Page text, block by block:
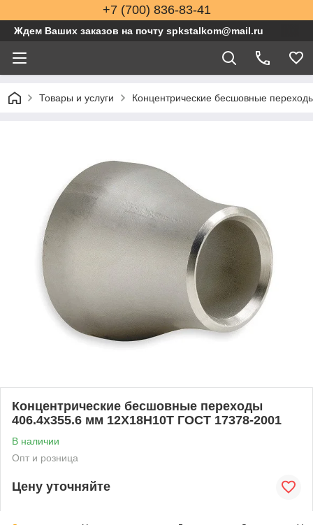
+7 (700) 836-83-41
Ждем Ваших заказов на почту spkstalkom@mail.ru
Товары и услуги Концентрические бесшовные
Концентрические бесшовные переходы
406.4x355.6 мм 12Х18Н10Т ГОСТ 17378-2001
В наличии
Опт и розница
Цену уточняйте